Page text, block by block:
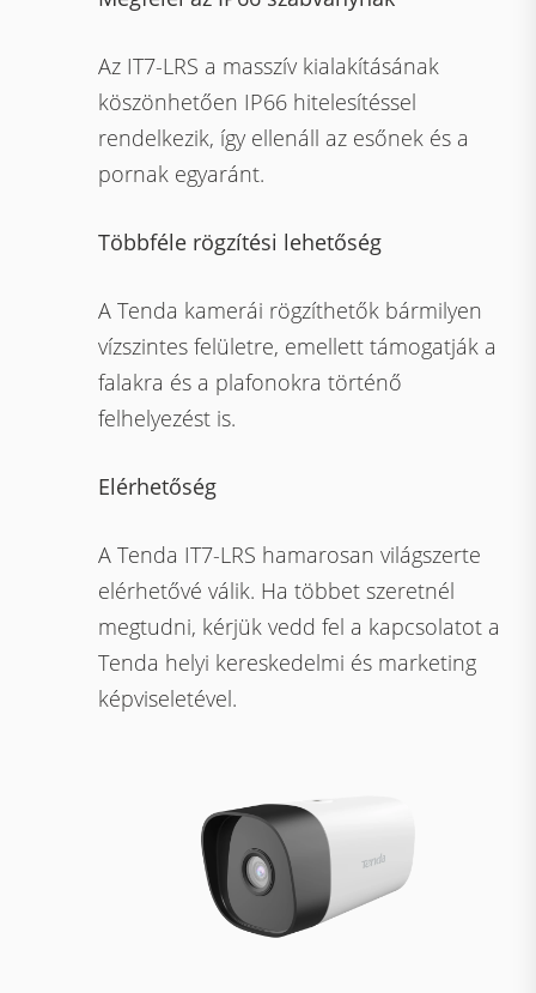
Az IT7-LRS a masszív kialakításának
köszönhetően IP66 hitelesítéssel
rendelkezik, így ellenáll az esőnek és a
pornak egyaránt.
Többféle rögzítési lehetőség
A Tenda kamerái rögzíthetők bármilyen
vízszintes felületre, emellett támogatják a
falakra és a plafonokra történő
felhelyezést is.
Elérhetőség
A Tenda IT7-LRS hamarosan világszerte
elérhetővé válik. Ha többet szeretnél
megtudni, kérjük vedd fel a kapcsolatot a
Tenda helyi kereskedelmi és marketing
képviseletével.